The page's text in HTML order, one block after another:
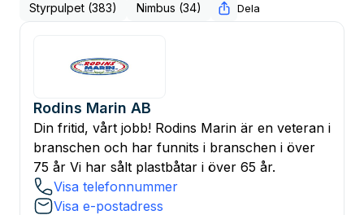
Styrpulpet (383) Nimbus (34) Dela
Rodins Marin AB
Din fritid, vårt jobb! Rodins Marin är en veteran i
branschen och har funnits i branschen i över
75 år Vi har sålt plastbåtar i över 65 år.
Visa telefonnummer
Visa e-postadress